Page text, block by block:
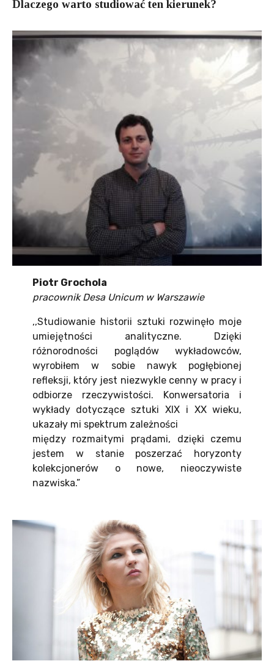
Dlaczego warto studiować ten kierunek?
Piotr Grochola
pracownik Desa Unicum w Warszawie
,,Studiowanie historii sztuki rozwinęło moje
umiejętności analityczne. Dzięki
różnorodności poglądów wykładowców,
wyrobiłem w sobie nawyk pogłębionej
refleksji, który jest niezwykle cenny w pracy i
odbiorze rzeczywistości. Konwersatoria i
wykłady dotyczące sztuki XIX i XX wieku,
ukazały mi spektrum zależności
między rozmaitymi prądami, dzięki czemu
jestem w stanie poszerzać horyzonty
kolekcjonerów o nowe, nieoczywiste
nazwiska.”